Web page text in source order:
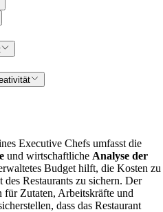
Executive Chefs umfasst die
und wirtschaftliche Analyse der
Budget hilft, die Kosten zu
Restaurants zu sichern. Der
für Zutaten, Arbeitskräfte und
dass das Restaurant